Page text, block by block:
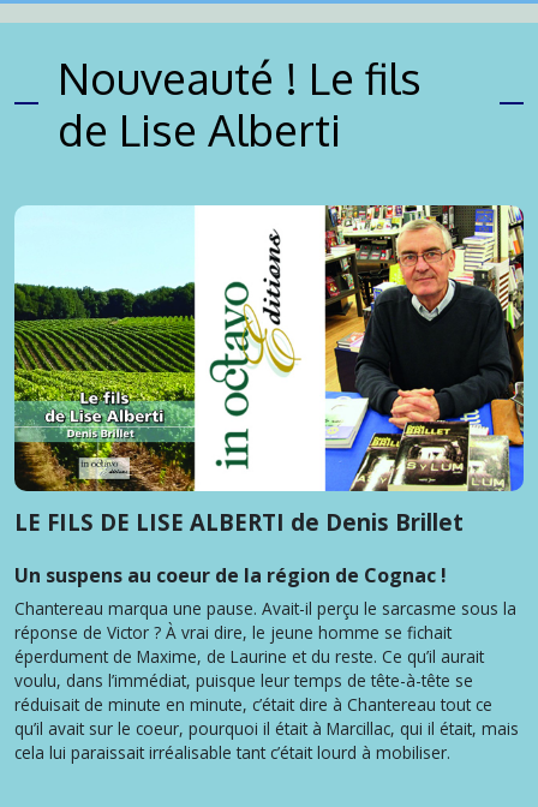
Nouveauté ! Le fils
de Lise Alberti
Un suspens haletant au coeur de la région de Cognac !
LE FILS DE LISE ALBERTI de Denis Brillet
Un suspens au coeur de la région de Cognac !
Chantereau marqua une pause. Avait-il perçu le sarcasme sous la
réponse de Victor ? À vrai dire, le jeune homme se fichait
éperdument de Maxime, de Laurine et du reste. Ce qu’il aurait
voulu, dans l’immédiat, puisque leur temps de tête-à-tête se
réduisait de minute en minute, c’était dire à Chantereau tout ce
qu’il avait sur le coeur, pourquoi il était à Marcillac, qui il était, mais
cela lui paraissait irréalisable tant c’était lourd à mobiliser.